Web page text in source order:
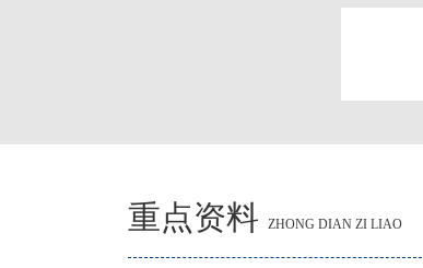
重点资料 ZHONG DIAN ZI LIAO